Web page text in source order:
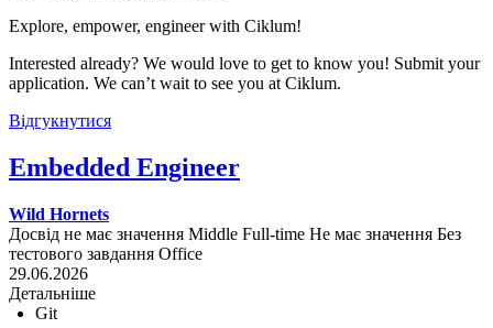
Explore, empower, engineer with Ciklum!
Interested already? We would love to get to know you! Submit your
application. We can’t wait to see you at Ciklum.
Відгукнутися
Embedded Engineer
Wild Hornets
Досвід не має значення Middle Full-time Не має значення Без
тестового завдання Office
29.06.2026
Детальніше
Git